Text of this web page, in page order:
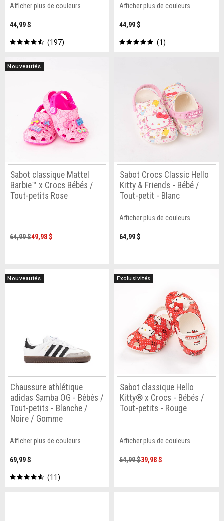
Afficher plus de couleurs
44,99 $
197
Afficher plus de couleurs
44,99 $
1
Nouveautés
Sabot classique Mattel
Barbie™ x Crocs Bébés /
Tout-petits Rose
64,99 $49,98 $
Sabot Crocs Classic Hello
Kitty & Friends - Bébé /
Tout-petit - Blanc
Afficher plus de couleurs
64,99 $
Nouveautés
Chaussure athlétique
adidas Samba OG - Bébés /
Tout-petits - Blanche /
Noire / Gomme
Afficher plus de couleurs
69,99 $
11
Exclusivités
Sabot classique Hello
Kitty® x Crocs - Bébés /
Tout-petits - Rouge
Afficher plus de couleurs
64,99 $39,98 $